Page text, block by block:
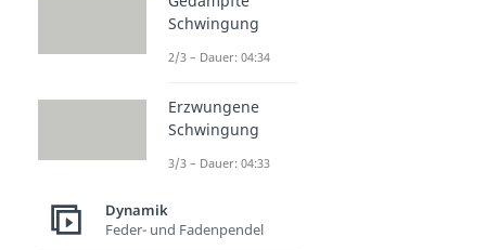
Schwingung
2/3 – Dauer: 04:34
Erzwungene
Schwingung
3/3 – Dauer: 04:33
Dynamik
Feder- und Fadenpendel